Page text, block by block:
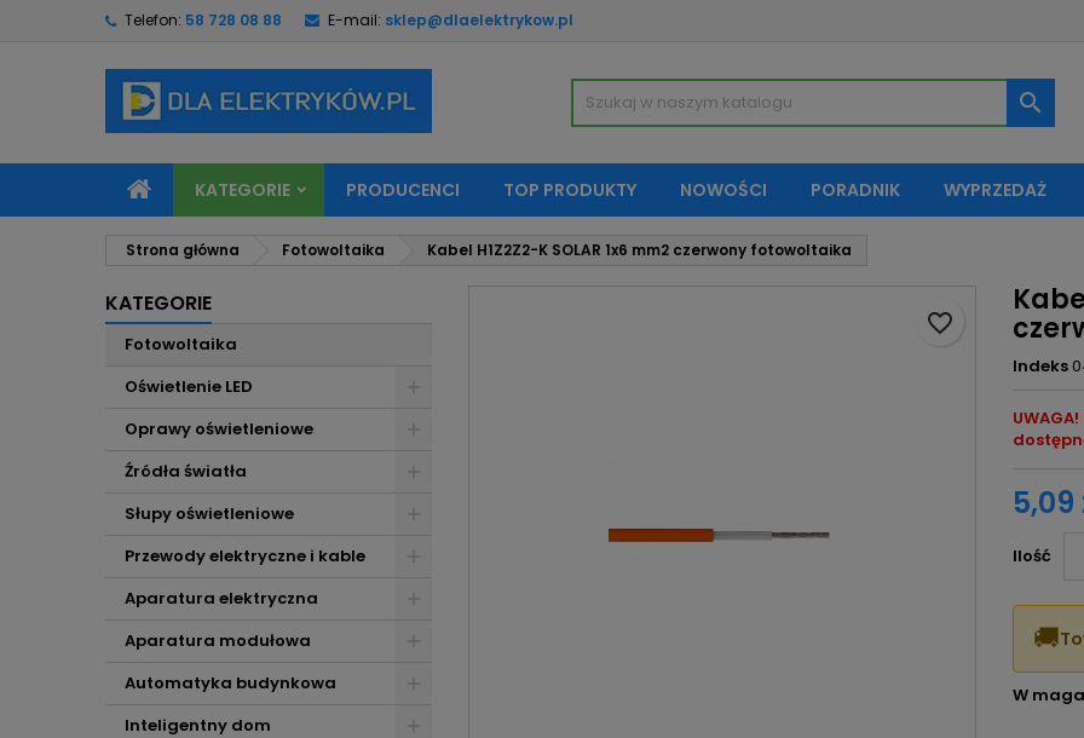
Telefon: 58 728 08 88 E-mail: sklep@dlaelektrykow.pl

KATEGORIE PRODUCENCI TOP PRODUKTY NOWOŚCI PORADNIK WYPRZEDAŻ
Strona główna Fotowoltaika Kabel H1Z2Z2-K SOLAR 1x6 mm2 czerwony fotowoltaika
KATEGORIE
Fotowoltaika
Oświetlenie LED
Oprawy oświetleniowe
Źródła światła
Słupy oświetleniowe
Przewody elektryczne i kable
Aparatura elektryczna
Aparatura modułowa
Automatyka budynkowa
Inteligentny dom
Indeks
5,09
Ilość
favorite_border
🚚
W
Moje listy życzeń
Utwórz nową listę
Utwórz listę życzeń
Zaloguj się
Musisz być zalogowany by zapisać produkty na swojej liście życzeń.